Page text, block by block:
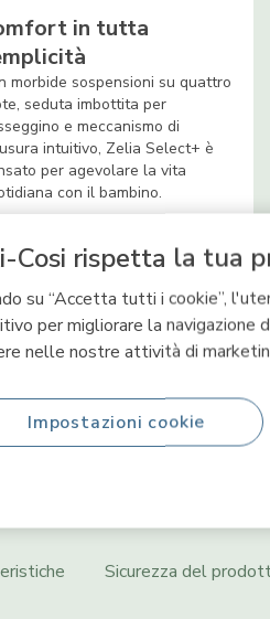
Cosi rispetta la tua
su “Accetta tutti i cookie”,
per migliorare la
nelle nostre attività di
Impostazioni cookie
Sicurezza del
in tutta
morbide sospensioni su quattro
seduta imbottita per
e meccanismo di
intuitivo, Zelia Select+ è
per agevolare la vita
con il bambino.